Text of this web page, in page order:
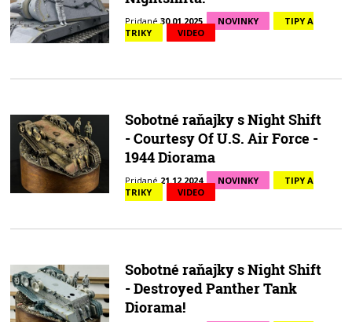
Pridané30.01.2025 NOVINKY
TIPY A
TRIKY
VIDEO
Sobotné raňajky s Night Shift
- Courtesy Of U.S. Air Force -
1944 Diorama
Pridané21.12.2024 NOVINKY
TIPY A
TRIKY
VIDEO
Sobotné raňajky s Night Shift
- Destroyed Panther Tank
Diorama!